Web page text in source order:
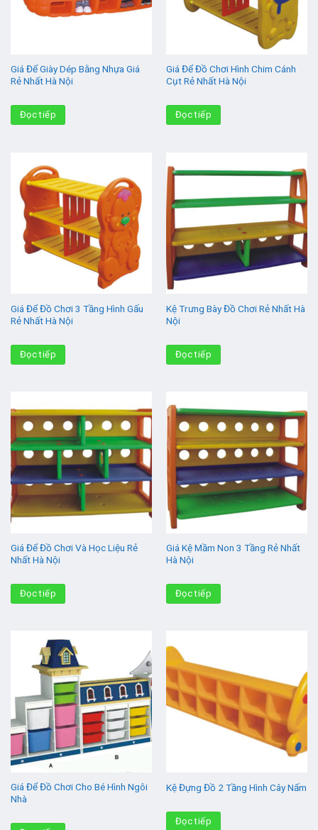
Giá Để Giày Dép Bằng Nhựa Giá
Rẻ Nhất Hà Nội
Đọc tiếp
Giá Để Đồ Chơi Hình Chim Cánh
Cụt Rẻ Nhất Hà Nội
Đọc tiếp
Giá Để Đồ Chơi 3 Tầng Hình Gấu
Rẻ Nhất Hà Nội
Đọc tiếp
Kệ Trưng Bày Đồ Chơi Rẻ Nhất Hà
Nội
Đọc tiếp
Giá Để Đồ Chơi Và Học Liệu Rẻ
Nhất Hà Nội
Đọc tiếp
Giá Kệ Mầm Non 3 Tầng Rẻ Nhất
Hà Nội
Đọc tiếp
Giá Để Đồ Chơi Cho Bé Hình Ngôi
Nhà
Kệ Đựng Đồ 2 Tầng Hình Cây Nấm
Đọc tiếp